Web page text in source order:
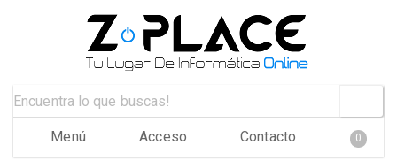
Menú Acceso Contacto 0